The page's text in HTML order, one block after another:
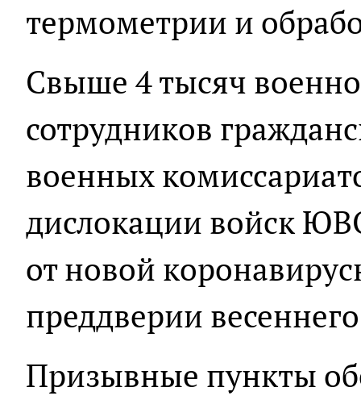
термометрии и
Свыше 4 тысяч
сотрудников
военных
дислокации войск
от новой
преддверии
Призывные пункты